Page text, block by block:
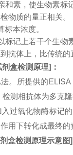
和素，使生物素
物质的量正相关。
标本浓度。
标记上若干个生
抗体上，比传统
盒检测原理] ：
。所提供的
检测相抗体为多克
过氧化物酶标记
用下转化成最终
盒检测原理示意图]